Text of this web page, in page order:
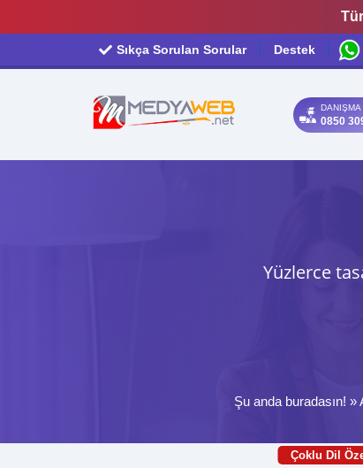
Sıkça Sorulan Sorular Destek
DANIŞMA
0850
Yüzlerce
Şu anda buradasın! »
Çoklu Dil